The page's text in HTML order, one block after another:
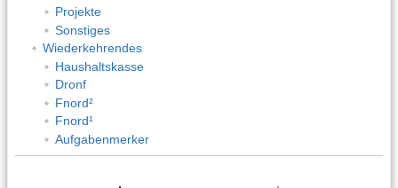
Projekte
Sonstiges
Wiederkehrendes
Haushaltskasse
Dronf
Fnord²
Fnord¹
Aufgabenmerker